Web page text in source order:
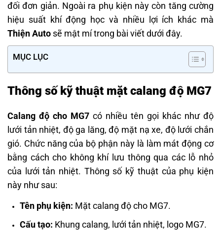
đối đơn giản. Ngoài ra phụ kiện này còn tăng cường
hiệu suất khí động học và nhiều lợi ích khác mà
Thiện Auto sẽ mật mí trong bài viết dưới đây.
MỤC LỤC
Thông số kỹ thuật mặt calang độ MG7
Calang độ cho MG7 có nhiều tên gọi khác như độ
lưới tản nhiệt, độ ga lăng, độ mặt nạ xe, độ lưới chắn
gió. Chức năng của bộ phận này là làm mát động cơ
bằng cách cho không khí lưu thông qua các lỗ nhỏ
của lưới tản nhiệt. Thông số kỹ thuật của phụ kiện
này như sau:
Tên phụ kiện: Mặt calang độ cho MG7.
Cấu tạo: Khung calang, lưới tản nhiệt, logo MG7.